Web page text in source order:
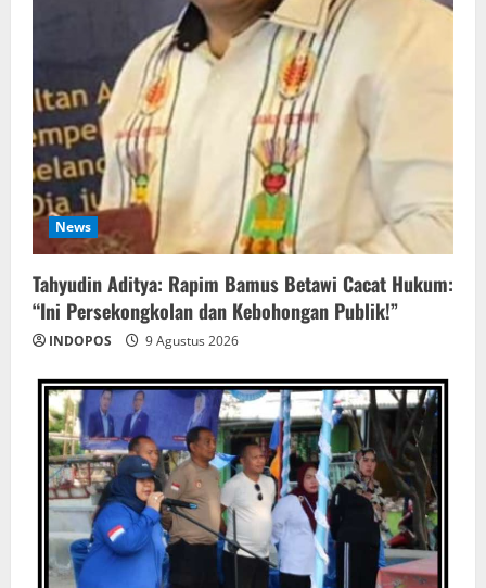
News
‎Tahyudin Aditya: Rapim Bamus Betawi Cacat Hukum:
“Ini Persekongkolan dan Kebohongan Publik!”
INDOPOS 9 Agustus 2026